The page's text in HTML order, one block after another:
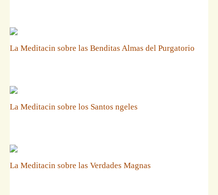
La Meditacin sobre las Benditas Almas del Purgatorio
La Meditacin sobre los Santos ngeles
La Meditacin sobre las Verdades Magnas